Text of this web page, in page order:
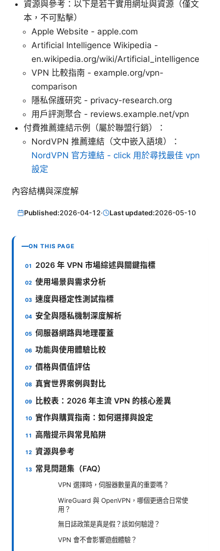
資源與參考：以下是若干實用網址與資源（僅文
本，不可點擊）
Apple Website - apple.com
Artificial Intelligence Wikipedia -
en.wikipedia.org/wiki/Artificial_intelligence
VPN 比較指南 - example.org/vpn-
comparison
隱私保護研究 - privacy-research.org
用戶評測聚合 - reviews.example.net/vpn
付費推薦連結示例（屬於聯盟行銷）：
NordVPN 推薦連結（文中嵌入語境）：
NordVPN 官方連結 - click 用於尋找最佳 vpn
設定
內容結構與深度解
Published:2026-04-12· Last updated:2026-05-10
ON THIS PAGE
2026 年 VPN 市場綜述與關鍵指標
使用場景與需求分析
速度與穩定性測試指標
安全與隱私機制深度解析
伺服器網路與地理覆蓋
功能與使用體驗比較
價格與價值評估
真實世界案例與對比
比較表：2026 年主流 VPN 的核心差異
實作與購買指南：如何選擇與設定
高階提示與常見陷阱
資源與參考
常見問題集（FAQ）
VPN 選擇時，伺服器數量真的重要嗎？
WireGuard 與 OpenVPN，哪個更適合日常使
用？
無日誌政策是真是假？該如何驗證？
VPN 會不會影響遊戲體驗？